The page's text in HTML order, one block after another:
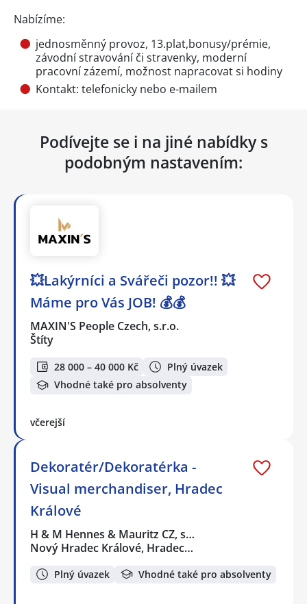
Nabízíme:
jednosměnný provoz, 13.plat,bonusy/prémie,
závodní stravování či stravenky, moderní
pracovní zázemí, možnost napracovat si hodiny
Kontakt: telefonicky nebo e-mailem
Podívejte se i na jiné nabídky s
podobným nastavením:
💥Lakýrníci a Svářeči pozor!! 💥
Máme pro Vás JOB! 💰💰
MAXIN'S People Czech, s.r.o.
Štíty
28 000 – 40 000 Kč
Plný úvazek
Vhodné také pro absolventy
včerejší
Dekoratér/Dekoratérka -
Visual merchandiser, Hradec
Králové
H & M Hennes & Mauritz CZ, s…
Nový Hradec Králové, Hradec…
Plný úvazek Vhodné také pro absolventy